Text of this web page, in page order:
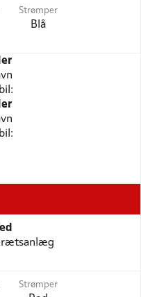
Strømper
Blå
Strømper